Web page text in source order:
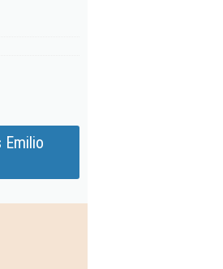
Emilio